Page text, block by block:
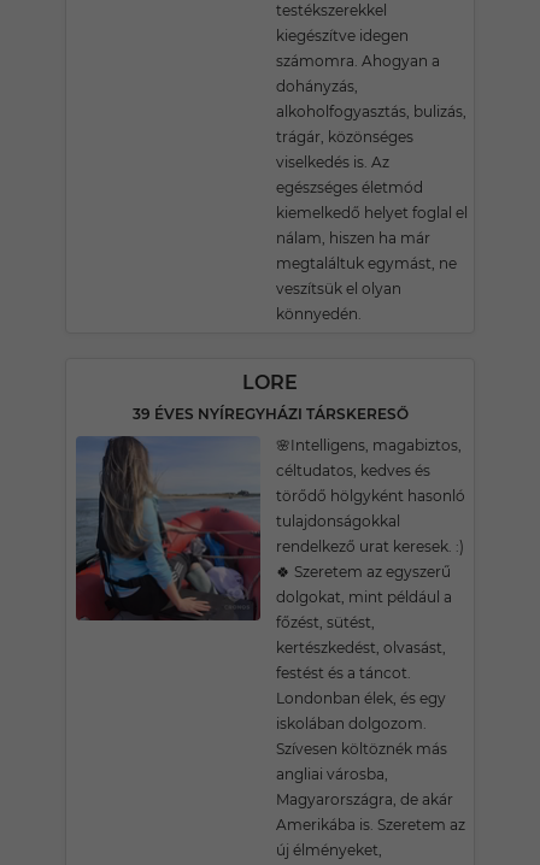
testékszerekkel
kiegészítve idegen
számomra. Ahogyan a
dohányzás,
alkoholfogyasztás, bulizás,
trágár, közönséges
viselkedés is. Az
egészséges életmód
kiemelkedő helyet foglal el
nálam, hiszen ha már
megtaláltuk egymást, ne
veszítsük el olyan
könnyedén.
LORE
39 ÉVES NYÍREGYHÁZI TÁRSKERESŐ
🌸Intelligens, magabiztos,
céltudatos, kedves és
törődő hölgyként hasonló
tulajdonságokkal
rendelkező urat keresek. :)
🍀 Szeretem az egyszerű
dolgokat, mint például a
főzést, sütést,
kertészkedést, olvasást,
festést és a táncot.
Londonban élek, és egy
iskolában dolgozom.
Szívesen költöznék más
angliai városba,
Magyarországra, de akár
Amerikába is. Szeretem az
új élményeket,